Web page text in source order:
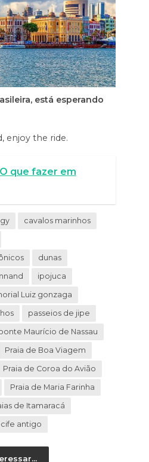
está esperando
enjoy the ride.
O que fazer em
cavalos marinhos
dunas
ipojuca
Luiz gonzaga
passeios de jipe
Maurício de Nassau
Praia de Boa Viagem
Praia de Coroa do Avião
Praia de Maria Farinha
de Itamaracá
antigo